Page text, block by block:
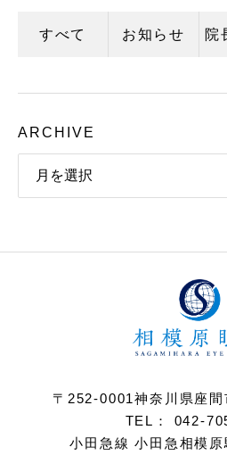
すべて お知らせ 院
ARCHIVE
〒252-0001神奈川県座
TEL： 042-
小田急線 小田急相模